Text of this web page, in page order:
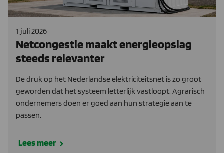
1 juli 2026
Netcongestie maakt energieopslag
steeds relevanter
De druk op het Nederlandse elektriciteitsnet is zo groot
geworden dat het systeem letterlijk vastloopt. Agrarisch
ondernemers doen er goed aan hun strategie aan te
passen.
Lees meer